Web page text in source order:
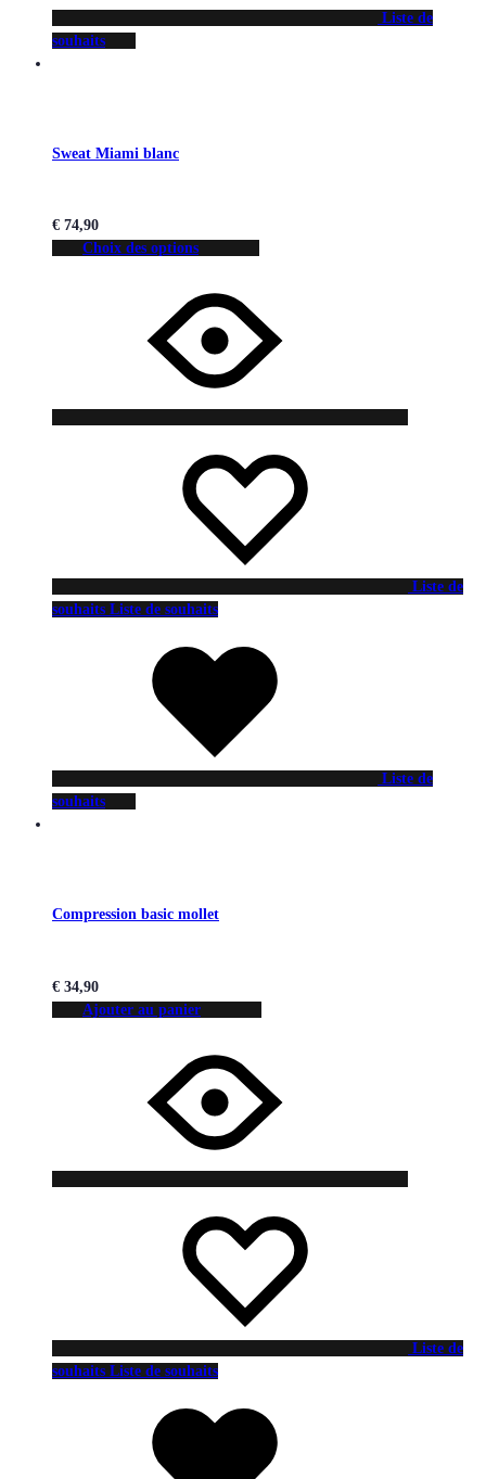
Liste de
souhaits
Sweat Miami blanc
€ 74,90
Choix des options
Liste de
souhaits Liste de souhaits
Liste de
souhaits
Compression basic mollet
€ 34,90
Ajouter au panier
Liste de
souhaits Liste de souhaits